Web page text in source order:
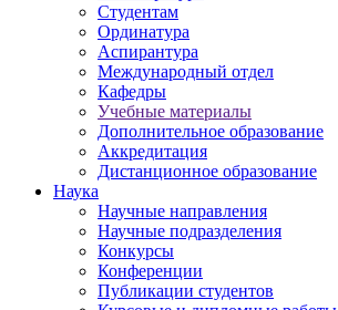
Студентам
Ординатура
Аспирантура
Международный отдел
Кафедры
Учебные материалы
Дополнительное образование
Аккредитация
Дистанционное образование
Наука
Научные направления
Научные подразделения
Конкурсы
Конференции
Публикации студентов